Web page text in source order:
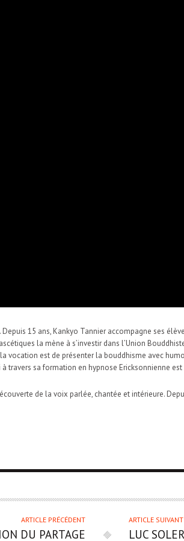
15 ans, Kankyo Tannier accompagne ses
la mène à s’investir dans l’Union
est de présenter la bouddhisme avec
travers sa formation en hypnose Ericksonnienne
de la voix parlée, chantée et intérieure.
ARTICLE PRÉCÉDENT
DU PARTAGE
ARTICLE SUIVANT
LUC SOLER